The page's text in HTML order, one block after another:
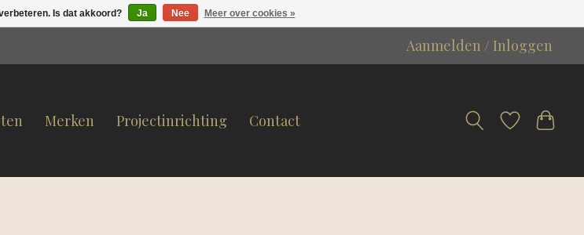
Aanmelden / Inloggen
Merken Projectinrichting Contact
Is dat akkoord? Ja Nee Meer over cookies »